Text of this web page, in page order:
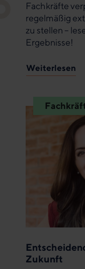
Fachkräfte
regelmäßig
zu stellen –
Ergebnisse!
Weiterlesen
Zukunft